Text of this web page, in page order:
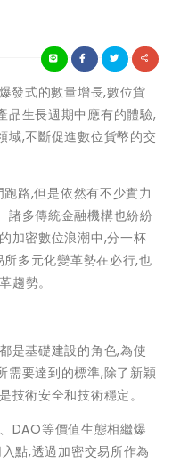
發式的數量增長,數位貨
品生長週期中應有的體驗,
域,不斷促進數位貨幣的交
路,但是依然有不少實力
諸多傳統金融機構也紛紛
加密數位浪潮中,分一杯
多元化變革勢在必行,也
趨勢。
是基礎建設的角色,為使
需要達到的標準,除了新穎
技術安全和技術穩定。
DAO等價值生態相繼爆
點,透過加密交易所作為